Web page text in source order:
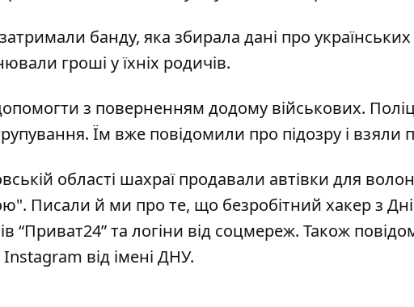
банду, яка збирала дані про українських
гроші у їхніх родичів.
з поверненням додому військових.
Їм вже повідомили про підозру і взяли
області шахраїпродавали автівки для
. Писали й ми про те, що безробітний хакер з
“Приват24”та логіни від соцмереж. Також
від імені ДНУ.